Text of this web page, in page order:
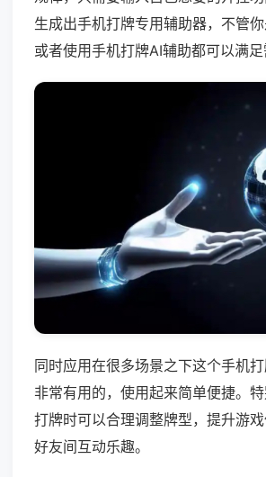
生成出手机打牌专用辅助器，不管
或者使用手机打牌AI辅助都可以满足
同时应用在很多场景之下这个手机
非常有用的，使用起来简单便捷。
打牌时可以合理调整牌型，提升游
好友间互动乐趣。